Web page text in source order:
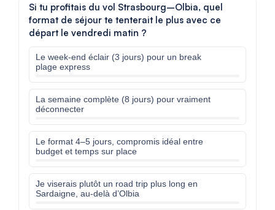
Si tu profitais du vol Strasbourg–Olbia, quel
format de séjour te tenterait le plus avec ce
départ le vendredi matin ?
Le week-end éclair (3 jours) pour un break
plage express
La semaine complète (8 jours) pour vraiment
déconnecter
Le format 4–5 jours, compromis idéal entre
budget et temps sur place
Je viserais plutôt un road trip plus long en
Sardaigne, au-delà d’Olbia